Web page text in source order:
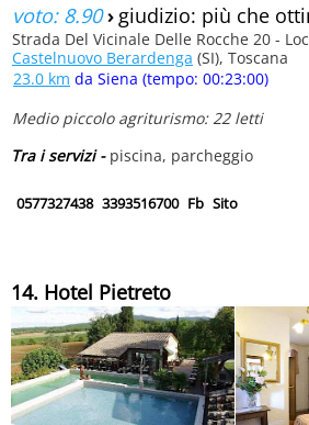
voto: 8.90› giudizio: più che
Strada Del Vicinale Delle Rocche 20 -
Castelnuovo Berardenga (SI), Toscana
23.0 km da Siena (tempo: 00:23:00)
Medio piccolo agriturismo: 22 letti
Tra i servizi - piscina, parcheggio
0577327438 3393516700 Fb Sito
14. Hotel Pietreto